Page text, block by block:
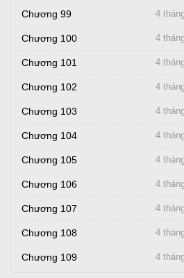
Chương 99 4
Chương 100 4
Chương 101 4
Chương 102 4
Chương 103 4
Chương 104 4
Chương 105 4
Chương 106 4
Chương 107 4
Chương 108 4
Chương 109 4